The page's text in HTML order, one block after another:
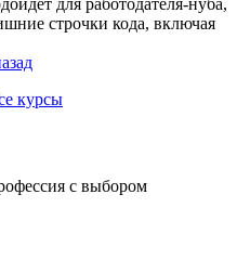
для работодателя-нуба,
строчки кода, включая
курсы
с выбором